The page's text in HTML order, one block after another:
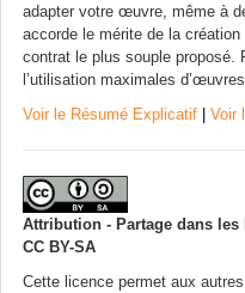
adapter votre œuvre, même à
accorde le mérite de la
contrat le plus souple proposé.
l’utilisation maximales
Voir le Résumé Explicatif
Voir
Attribution - Partage dans les
CC BY-SA
Cette licence permet aux